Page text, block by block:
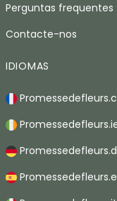
Perguntas frequentes
Contacte-nos
IDIOMAS